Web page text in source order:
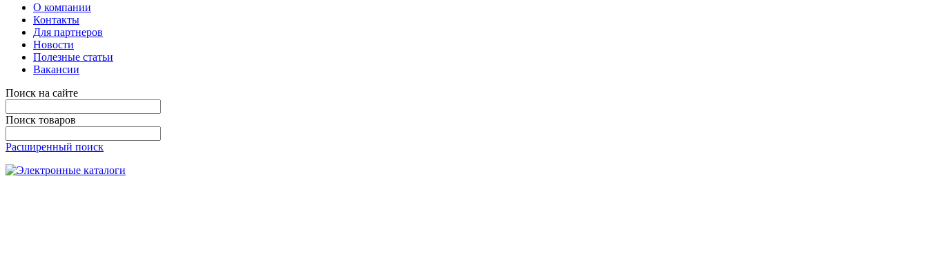
О компании
Контакты
Для партнеров
Новости
Полезные статьи
Вакансии
Поиск на сайте
Поиск товаров
Расширенный поиск